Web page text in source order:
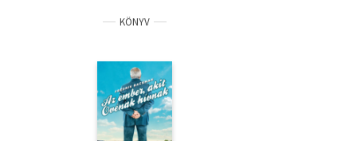
KÖNYV